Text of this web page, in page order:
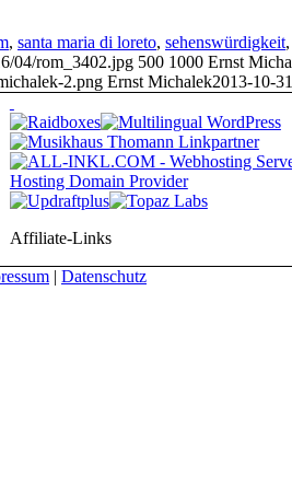
, santa maria di loreto, sehenswürdigkeit,
04/rom_3402.jpg 500 1000 Ernst
2.png Ernst Michalek2013-10-
Affiliate-Links
| Datenschutz